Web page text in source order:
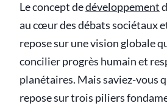
Le concept dedéveloppement
au cœur des débats sociétaux
repose sur une vision globale
concilier progrès humain et
planétaires. Mais saviez-vous
repose sur trois piliers